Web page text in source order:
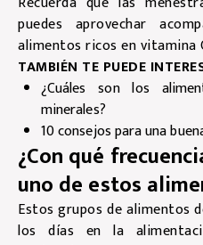
puedes aprovechar
alimentos ricos en vitamina
TAMBIÉN TE PUEDE
¿Cuáles son los
minerales?
10 consejos para una
¿Con qué
uno de estos
Estos grupos de alimentos
los días en la